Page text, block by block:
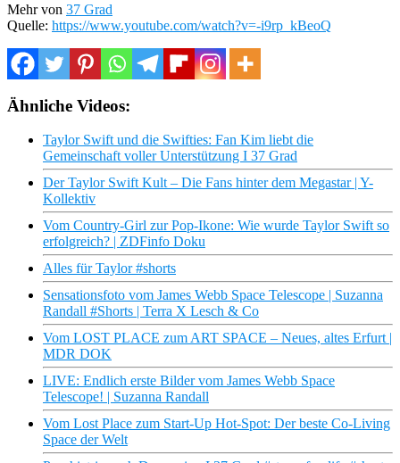
Mehr von 37 Grad
Quelle: https://www.youtube.com/watch?v=-i9rp_kBeoQ
Ähnliche Videos:
Taylor Swift und die Swifties: Fan Kim liebt die
Gemeinschaft voller Unterstützung I 37 Grad
Der Taylor Swift Kult – Die Fans hinter dem Megastar | Y-
Kollektiv
Vom Country-Girl zur Pop-Ikone: Wie wurde Taylor Swift so
erfolgreich? | ZDFinfo Doku
Alles für Taylor #shorts
Sensationsfoto vom James Webb Space Telescope | Suzanna
Randall #Shorts | Terra X Lesch & Co
Vom LOST PLACE zum ART SPACE – Neues, altes Erfurt |
MDR DOK
LIVE: Endlich erste Bilder vom James Webb Space
Telescope! | Suzanna Randall
Vom Lost Place zum Start-Up Hot-Spot: Der beste Co-Living
Space der Welt